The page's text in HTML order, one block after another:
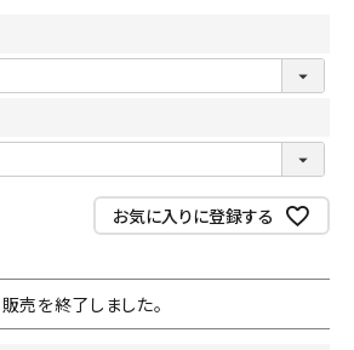
お気に入りに登録する
販売を終了しました。